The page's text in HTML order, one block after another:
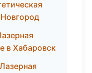
в Хабаровск